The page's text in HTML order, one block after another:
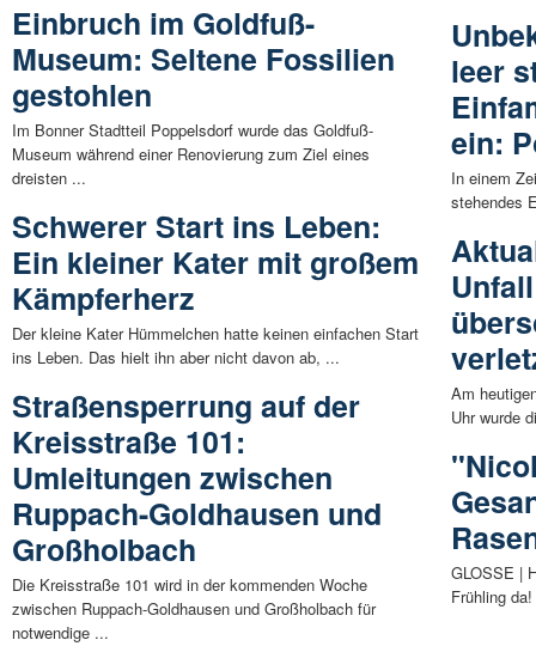
Einbruch im Goldfuß-
Museum: Seltene Fossilien
gestohlen
Im Bonner Stadtteil Poppelsdorf wurde das Goldfuß-
Museum während einer Renovierung zum Ziel eines
dreisten ...
Schwerer Start ins Leben:
Ein kleiner Kater mit großem
Kämpferherz
Der kleine Kater Hümmelchen hatte keinen einfachen Start
ins Leben. Das hielt ihn aber nicht davon ab, ...
Straßensperrung auf der
Kreisstraße 101:
Umleitungen zwischen
Ruppach-Goldhausen und
Großholbach
Die Kreisstraße 101 wird in der kommenden Woche
zwischen Ruppach-Goldhausen und Großholbach für
notwendige ...
leer
ein:
In einem
stehendes
Am
Uhr wurde
GLOSSE |
Frühling